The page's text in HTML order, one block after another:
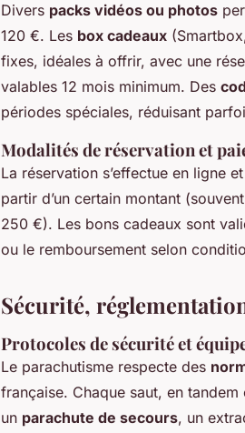
Divers packs vidéos ou photos
120 €. Les box cadeaux
fixes, idéales à offrir, avec une
valables 12 mois minimum. Des
périodes spéciales, réduisant
Modalités de réservation et
La réservation s’effectue en ligne
partir d’un certain montant
250 €). Les bons cadeaux sont
ou le remboursement selon
Sécurité,
Protocoles de sécurité et
Le parachutisme respecte des
française. Chaque saut, en
un parachute de secours, un